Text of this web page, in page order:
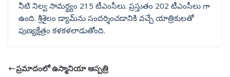
నీటి నిల్వ సామర్థ్యం 215 టీఎంసీలు. ప్రస్తుతం 202 టీఎంసీలు గా
ఉంది. శ్రీశైలం డ్యామ్‌ను సందర్శించడానికి వచ్చే యాత్రికులతో
పుణ్యక్షేత్రం కళకళలాడుతోంది.
ప్రమాదంలో ఉస్మానియా ఆస్పత్రి